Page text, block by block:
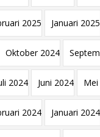
2025 Januari 2025
Oktober 2024
2024 Juni 2024
2024 Januari 2024